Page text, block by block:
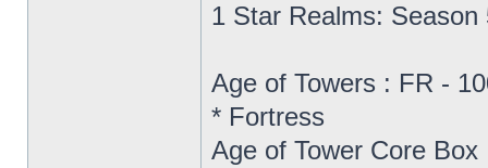
1 Star Realms:
Age of Towers : FR -
* Fortress
Age of Tower Core Box